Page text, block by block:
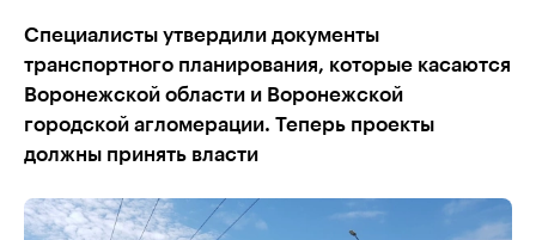
Специалисты утвердили документы
транспортного планирования, которые касаются
Воронежской области и Воронежской
городской агломерации. Теперь проекты
должны принять власти